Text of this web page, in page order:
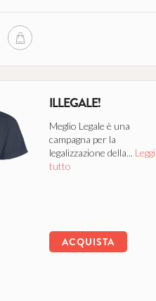
ILLEGALE!
Meglio Legale è una
campagna per la
legalizzazione della... Leggi
tutto
ACQUISTA